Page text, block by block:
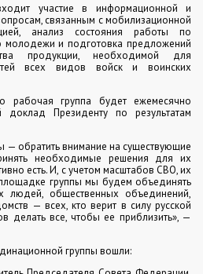
участие в информационной и
связанным с мобилизационной
анализ состояния работы по
молодежи и подготовка предложений
продукции, необходимой для
всех видов войск и воинских
рабочая группа будет ежемесячно
доклад Президенту по результатам
— обратить внимание на существующие
необходимые решения для их
есть. И, с учетом масштабов СВО, их
группы мы будем объединять
людей, общественных объединений,
— всех, кто верит в силу русской
делать все, чтобы ее приблизить», —
группы вошли: